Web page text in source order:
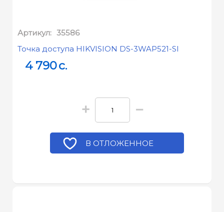
Артикул: 35586
Точка доступа HIKVISION DS-3WAP521-SI
4 790c.
+ −
В ОТЛОЖЕННОЕ